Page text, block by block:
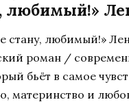
любимый!»
стану, любимый!»
роман /
бьёт в самое
материнство и